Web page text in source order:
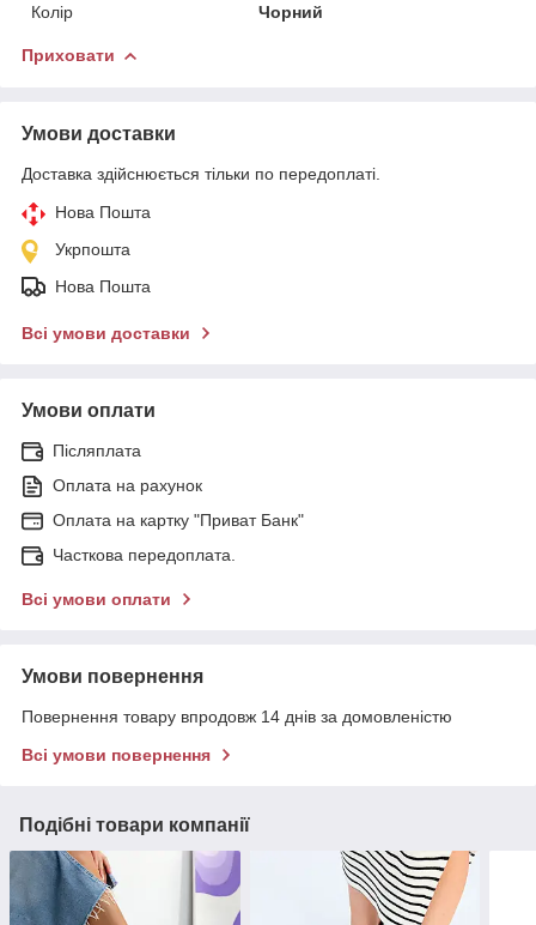
Колір
Чорний
Приховати
Умови доставки
Доставка здійснюється тільки по передоплаті.
Нова Пошта
Укрпошта
Нова Пошта
Всі умови доставки
Умови оплати
Післяплата
Оплата на рахунок
Оплата на картку "Приват Банк"
Часткова передоплата.
Всі умови оплати
Умови повернення
Повернення товару впродовж 14 днів за домовленістю
Всі умови повернення
Подібні товари компанії